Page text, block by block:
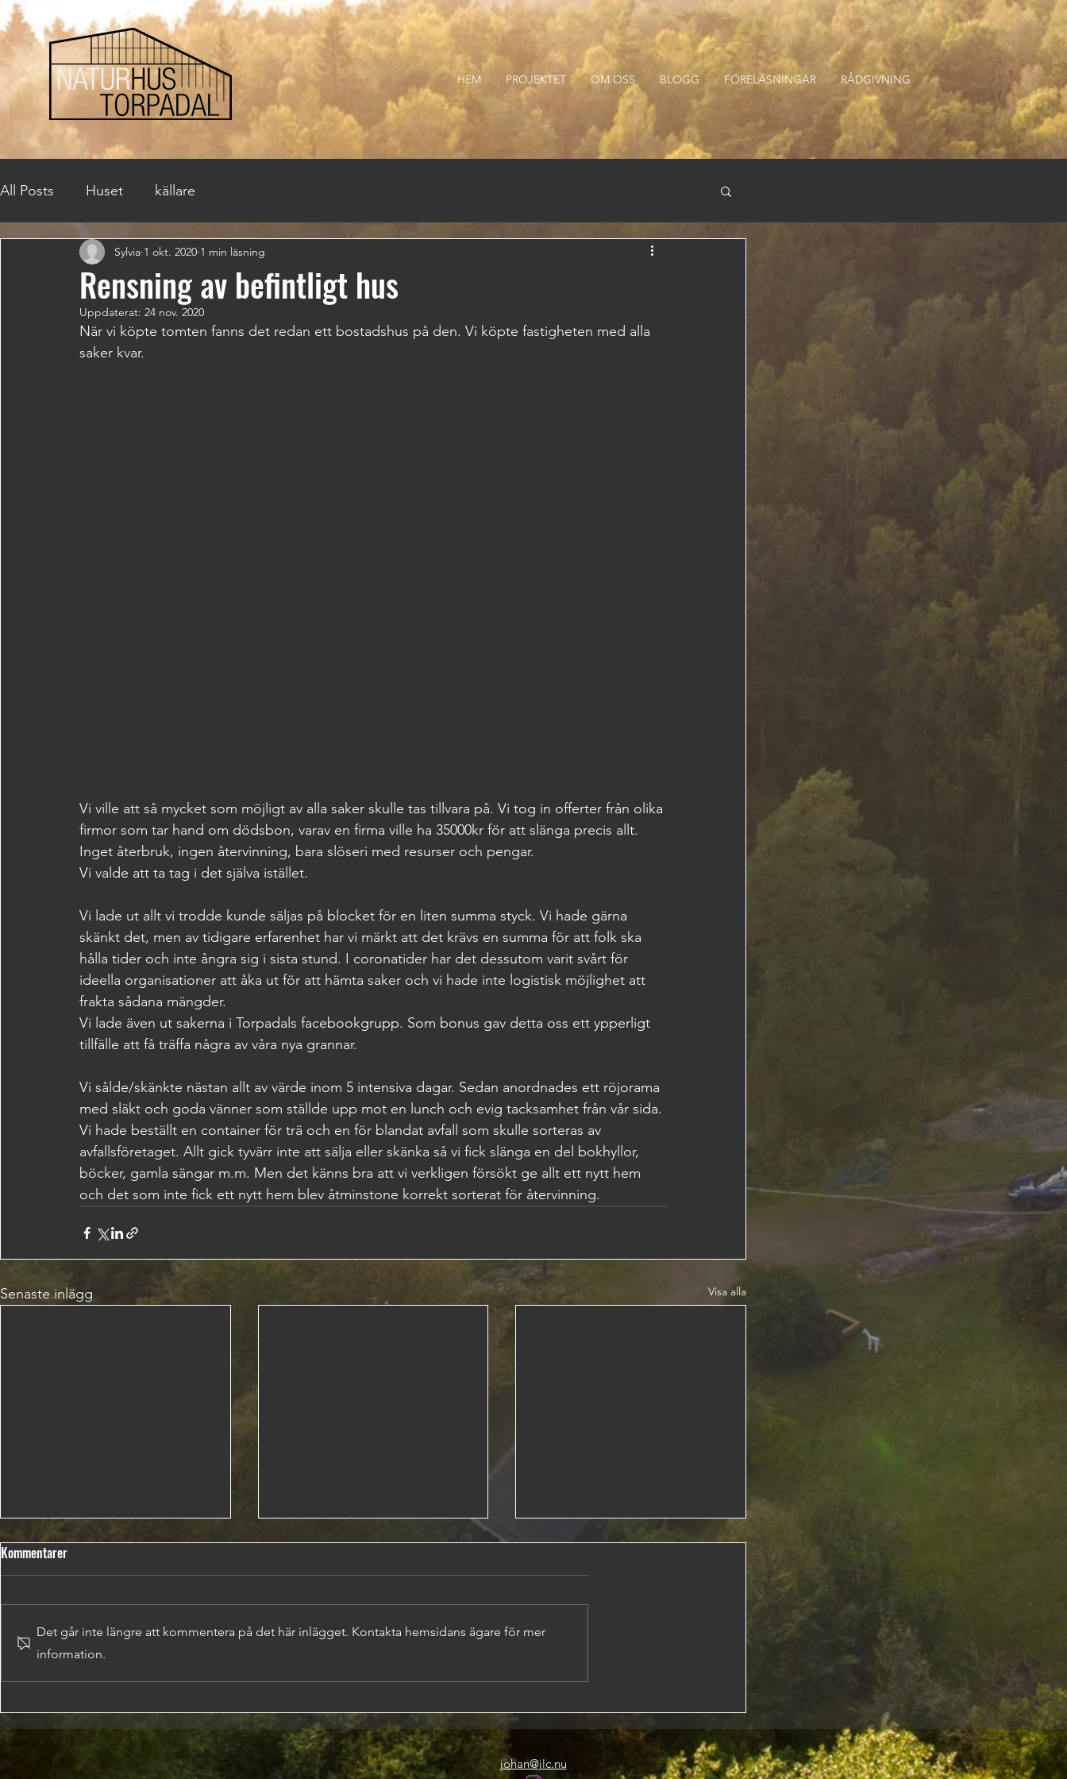
HEM PROJEKTET OM OSS BLOGG FÖRELÄSNINGAR RÅDGIVNING
All Posts Huset källare
Rensning av befintligt hus
Sylvia 1 okt. 2020 1 min läsning
Uppdaterat: 24 nov. 2020
När vi köpte tomten fanns det redan ett bostadshus på den. Vi köpte fastigheten med alla
saker kvar.
Vi ville att så mycket som möjligt av alla saker skulle tas tillvara på. Vi tog in offerter från olika
firmor som tar hand om dödsbon, varav en firma ville ha 35000kr för att slänga precis allt.
Inget återbruk, ingen återvinning, bara slöseri med resurser och pengar.
Vi valde att ta tag i det själva istället.
Vi lade ut allt vi trodde kunde säljas på blocket för en liten summa styck. Vi hade gärna
skänkt det, men av tidigare erfarenhet har vi märkt att det krävs en summa för att folk ska
hålla tider och inte ångra sig i sista stund. I coronatider har det dessutom varit svårt för
ideella organisationer att åka ut för att hämta saker och vi hade inte logistisk möjlighet att
frakta sådana mängder.
Vi lade även ut sakerna i Torpadals facebookgrupp. Som bonus gav detta oss ett ypperligt
tillfälle att få träffa några av våra nya grannar.
Vi sålde/skänkte nästan allt av värde inom 5 intensiva dagar. Sedan anordnades ett röjorama
med släkt och goda vänner som ställde upp mot en lunch och evig tacksamhet från vår sida.
Vi hade beställt en container för trä och en för blandat avfall som skulle sorteras av
avfallsföretaget. Allt gick tyvärr inte att sälja eller skänka så vi fick slänga en del bokhyllor,
böcker, gamla sängar m.m. Men det känns bra att vi verkligen försökt ge allt ett nytt hem
och det som inte fick ett nytt hem blev åtminstone korrekt sorterat för återvinning.
Senaste inlägg Visa alla
Hur går det med odlingarna?
TANKAR OM PROJEKTETS
Kommentarer
Det går inte längre att kommentera på det här inlägget. Kontakta hemsidans ägare för mer
information.
johan@jlc.nu